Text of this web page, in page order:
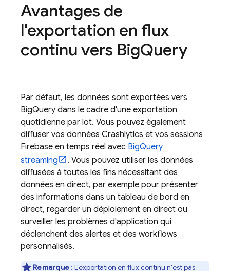
Avantages de
l'exportation en flux
continu vers BigQuery
Par défaut, les données sont exportées vers
BigQuery dans le cadre d'une exportation
quotidienne par lot. Vous pouvez également
diffuser vos données Crashlytics et vos sessions
Firebase en temps réel avec BigQuery
streaming
. Vous pouvez utiliser les données
diffusées à toutes les fins nécessitant des
données en direct, par exemple pour présenter
des informations dans un tableau de bord en
direct, regarder un déploiement en direct ou
surveiller les problèmes d'application qui
déclenchent des alertes et des workflows
personnalisés.
Remarque : L'exportation en flux continu n'est pas